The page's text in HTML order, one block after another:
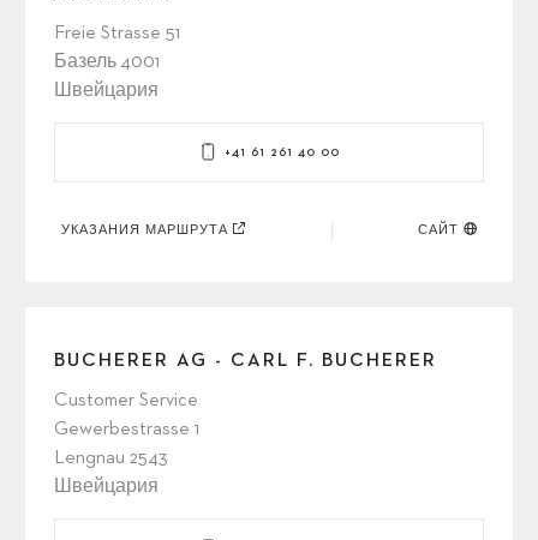
Freie Strasse 51
Базель 4001
Швейцария
+41 61 261 40 00
УКАЗАНИЯ МАРШРУТА САЙТ
BUCHERER AG - CARL F. BUCHERER
Customer Service
Gewerbestrasse 1
Lengnau 2543
Швейцария